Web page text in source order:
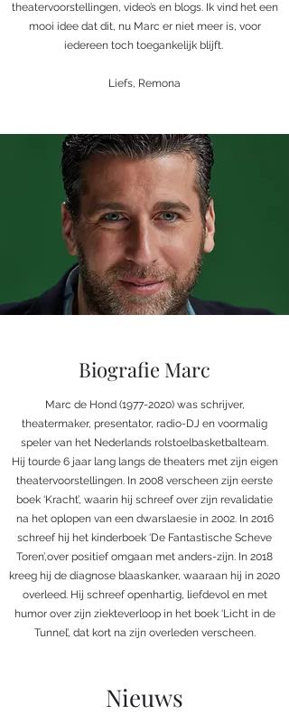
theatervoorstellingen, video’s en blogs. Ik vind het een
mooi idee dat dit, nu Marc er niet meer is, voor
iedereen toch toegankelijk blijft.
Liefs, Remona
Biografie Marc
Marc de Hond (1977-2020)was schrijver,
theatermaker, presentator, radio-DJ en voormalig
speler van het Nederlands rolstoelbasketbalteam.
Hij tourde 6 jaar lang langs de theaters met zijn eigen
theatervoorstellingen. In 2008 verscheen zijn eerste
boek ‘Kracht’, waarin hij schreef over zijn revalidatie
na het oplopen van een dwarslaesie in 2002. In 2016
schreef hij het kinderboek ‘De Fantastische Scheve
Toren’,over positief omgaan met anders-zijn. In 2018
kreeg hij de diagnose blaaskanker, waaraan hij in 2020
overleed. Hij schreef openhartig, liefdevol en met
humor over zijn ziekteverloop in het boek ‘Licht in de
Tunnel’, dat kort na zijn overleden verscheen.
Nieuws